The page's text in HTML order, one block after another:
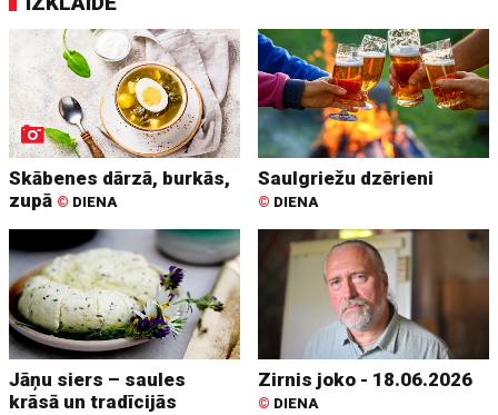
Skābenes dārzā, burkās,
zupā © DIENA
Saulgriežu dzērieni
© DIENA
Jāņu siers – saules
krāsā un tradīcijās
Zirnis joko - 18.06.2026
© DIENA